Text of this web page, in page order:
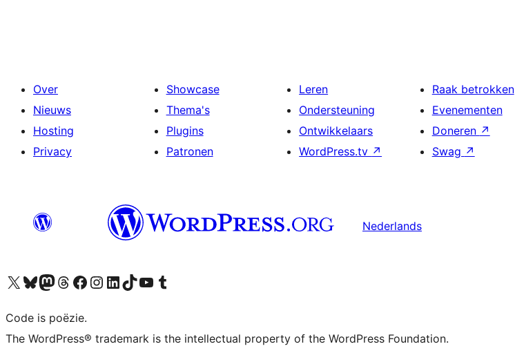
Over
Nieuws
Hosting
Privacy
Showcase
Thema's
Plugins
Patronen
Leren
Ondersteuning
Ontwikkelaars
WordPress.tv ↗
Raak betrokken
Evenementen
Doneren ↗
Swag ↗
Nederlands
Bezoek ons X (voorheen Twitter) account
Bezoek ons Bluesky account
Bezoek ons Mastodon account
Bezoek ons Threads account
Onze Facebook pagina bezoeken
Bezoek ons Instagram account
Bezoek ons LinkedIn account
Bezoek ons TikTok account
Bezoek ons YouTube kanaalBezoek ons Tumblr account
Code is poëzie.
The WordPress® trademark is the intellectual property of the WordPress Foundation.